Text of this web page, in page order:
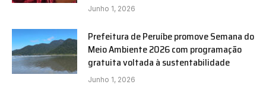
Junho 1, 2026
Prefeitura de Peruíbe promove Semana do
Meio Ambiente 2026 com programação
gratuita voltada à sustentabilidade
Junho 1, 2026